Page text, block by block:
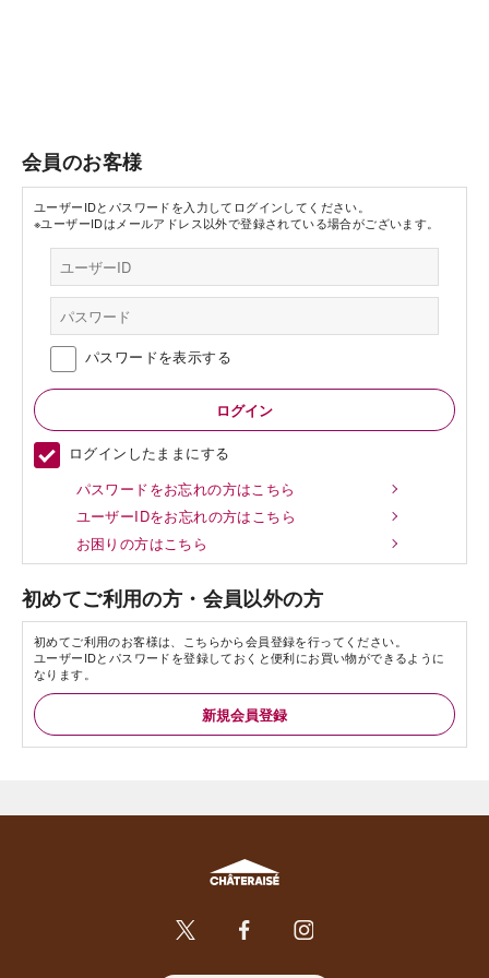
会員のお客様
ユーザーIDとパスワードを入力してログインしてください。
※ユーザーIDはメールアドレス以外で登録されている場合がございます。
パスワードを表示する
ログインしたままにする
パスワードをお忘れの方はこちら
ユーザーIDをお忘れの方はこちら
お困りの方はこちら
初めてご利用の方・会員以外の方
初めてご利用のお客様は、こちらから会員登録を行ってください。
ユーザーIDとパスワードを登録しておくと便利にお買い物ができるように
なります。